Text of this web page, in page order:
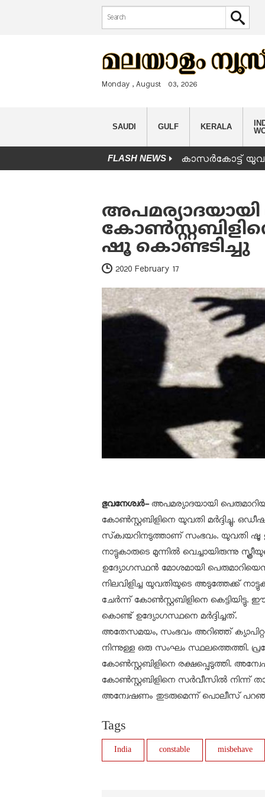
Search form
Search
Monday , August 03, 2026
SAUDI GULF KERALA
FLASH NEWS കാസർകോട്ട്
ഷൂ കൊണ്ടടിച്ചു
2020 February 17
ഭുവനേശ്വര്‍- അപമര്യാദയായി
കോണ്‍സ്റ്റബിളിനെ യുവതി മര്‍ദ്ദിച്ചു.
സ്‌ക്വയറിനടുത്താണ് സംഭവം. യുവതി ഷൂ
നാട്ടുകാരുടെ മുന്നില്‍ വെച്ചായിരുന്നു
ഉദ്യോഗസ്ഥന്‍ മോശമായി
നിലവിളിച്ച യുവതിയുടെ അടുത്തേക്ക്
ചേര്‍ന്ന് കോണ്‍സ്റ്റബിളിനെ
കൊണ്ട് ഉദ്യോഗസ്ഥനെ മര്‍ദ്ദിച്ചത്.
അതേസമയം, സംഭവം അറിഞ്ഞ്
നിന്നുള്ള ഒരു സംഘം സ്ഥലത്തെത്തി.
കോണ്‍സ്റ്റബിളിനെ രക്ഷപ്പെടുത്തി.
കോണ്‍സ്റ്റബിളിനെ സര്‍വീസില്‍ നിന്ന്
അന്വേഷണം തുടരുമെന്ന് പൊലീസ്
Tags
India constable misbehave